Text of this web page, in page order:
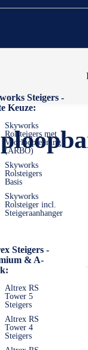
Steigers -
Keuze:
Skyworks
Rolsteigers met
Voorloopleuning
(ARBO)
Skyworks
Rolsteigers
Basis
Skyworks
Rolsteiger incl.
Steigeraanhanger
Steigers -
& A-
Altrex RS
Tower 5
Steigers
Altrex RS
Tower 4
Steigers